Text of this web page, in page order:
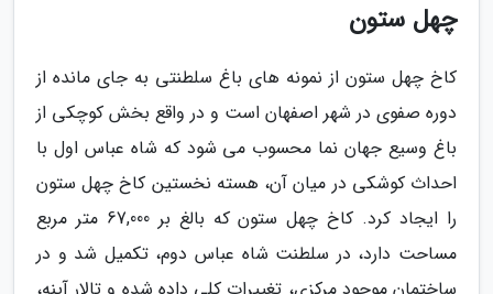
چهل ستون
کاخ چهل ستون از نمونه های باغ سلطنتی به جای مانده از
دوره صفوی در شهر اصفهان است و در واقع بخش کوچکی از
باغ وسیع جهان نما محسوب می شود که شاه عباس اول با
احداث کوشکی در میان آن، هسته نخستین کاخ چهل ستون
را ایجاد کرد. کاخ چهل ستون که بالغ بر 67,000 متر مربع
مساحت دارد، در سلطنت شاه عباس دوم، تکمیل شد و در